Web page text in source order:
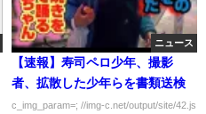
ニュース
【速報】寿司ペロ少年、撮影
者、拡散した少年らを書類送検
c_img_param=; //img-c.net/output/site/42.js